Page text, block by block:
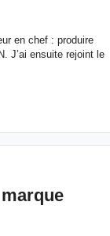
en chef : produire
J’ai ensuite rejoint le